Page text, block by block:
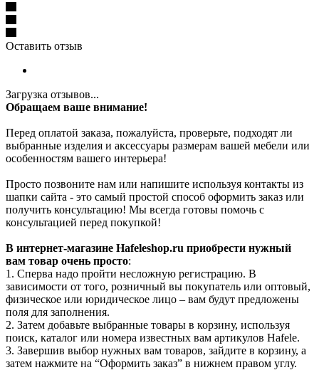
Оставить отзыв
Загрузка отзывов...
Обращаем ваше внимание!
Перед оплатой заказа, пожалуйста, проверьте, подходят ли
выбранные изделия и аксессуары размерам вашей мебели или
особенностям вашего интерьера!
Просто позвоните нам или напишите используя контакты из
шапки сайта - это самый простой способ оформить заказ или
получить консультацию! Мы всегда готовы помочь с
консультацией перед покупкой!
В интернет-магазине Hafeleshop.ru приобрести нужный
вам товар очень просто:
1. Сперва надо пройти несложную регистрацию. В
зависимости от того, розничный вы покупатель или оптовый,
физическое или юридическое лицо – вам будут предложены
поля для заполнения.
2. Затем добавьте выбранные товары в корзину, используя
поиск, каталог или номера известных вам артикулов Hafele.
3. Завершив выбор нужных вам товаров, зайдите в корзину, а
затем нажмите на “Оформить заказ” в нижнем правом углу.